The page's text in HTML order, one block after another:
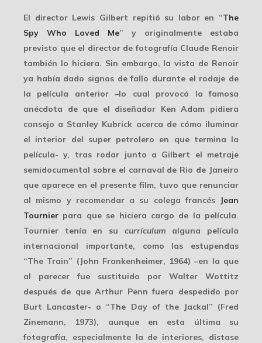
El director Lewis Gilbert repitió su labor en “The
Spy Who Loved Me” y originalmente estaba
previsto que el director de fotografía Claude Renoir
también lo hiciera. Sin embargo, la vista de Renoir
ya había dado signos de fallo durante el rodaje de
la película anterior –lo cual provocó la famosa
anécdota de que el diseñador Ken Adam pidiera
consejo a Stanley Kubrick acerca de cómo iluminar
el interior del super petrolero en que termina la
película- y, tras rodar junto a Gilbert el metraje
semidocumental sobre el carnaval de Rio de Janeiro
que aparece en el presente film, tuvo que renunciar
al mismo y recomendar a su colega francés
Jean
Tournier para que se hiciera cargo de la película.
Tournier tenía en su currículum alguna película
internacional importante, como las estupendas
“The Train” (John Frankenheimer, 1964) –en la que
al parecer fue sustituido por Walter Wottitz
después de que Arthur Penn fuera despedido por
Burt Lancaster- o “The Day of the Jackal” (Fred
Zinemann, 1973), aunque en esta última su
fotografía, especialmente la de interiores, distase